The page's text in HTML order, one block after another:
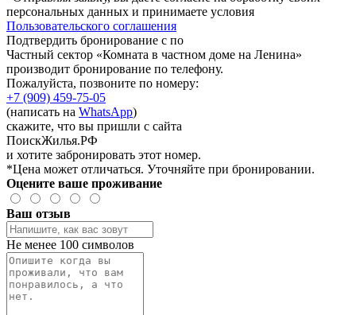
персональных данных и принимаете условия
Пользовательского соглашения
Подтвердить бронирование с по
Частный сектор «Комната в частном доме на Ленина»
производит бронирование по телефону.
Пожалуйста, позвоните по номеру:
+7 (909) 459-75-05
(написать на WhatsApp)
скажите, что вы пришли с сайта
ПоискЖилья.РФ
и хотите забронировать этот номер.
*Цена может отличаться. Уточняйте при бронировании.
Оцените ваше проживание
Ваш отзыв
Не менее 100 символов